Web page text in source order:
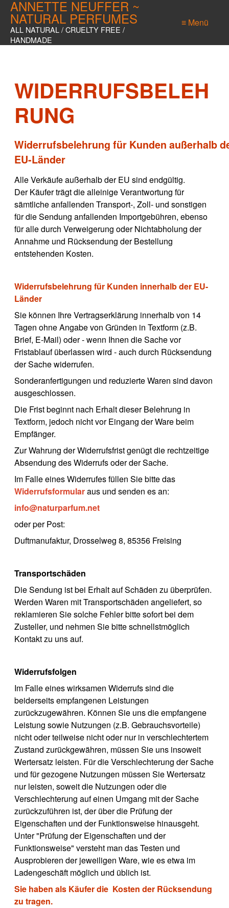
ANNETTE NEUFFER ~
NATURAL PERFUMES
ALL NATURAL / CRUELTY FREE /
HANDMADE
≡ Menü
WIDERRUFSBELEH
RUNG
Widerrufsbelehrung für Kunden außerhalb
EU-Länder
Alle Verkäufe außerhalb der EU sind endgültig.
Der Käufer trägt die alleinige Verantwortung für
sämtliche anfallenden Transport-, Zoll- und sonstigen
für die Sendung anfallenden Importgebühren, ebenso
für alle durch Verweigerung oder Nichtabholung der
Annahme und Rücksendung der Bestellung
entstehenden Kosten.
Widerrufsbelehrung für Kunden innerhalb der EU-
Länder
Sie können Ihre Vertragserklärung innerhalb von 14
Tagen ohne Angabe von Gründen in Textform (z.B.
Brief, E-Mail) oder - wenn Ihnen die Sache vor
Fristablauf überlassen wird - auch durch Rücksendung
der Sache widerrufen.
Sonderanfertigungen und reduzierte Waren sind davon
ausgeschlossen.
Die Frist beginnt nach Erhalt dieser Belehrung in
Textform, jedoch nicht vor Eingang der Ware beim
Empfänger.
Zur Wahrung der Widerrufsfrist genügt die rechtzeitige
Absendung des Widerrufs oder der Sache.
Im Falle eines Widerrufes füllen Sie bitte das
Widerrufsformularaus und senden es an:
info@naturparfum.net
oder per Post:
Duftmanufaktur, Drosselweg 8, 85356 Freising
Transportschäden
Die Sendung ist bei Erhalt auf Schäden zu überprüfen.
Werden Waren mit Transportschäden angeliefert, so
reklamieren Sie solche Fehler bitte sofort bei dem
Zusteller, und nehmen Sie bitte schnellstmöglich
Kontakt zu uns auf.
Widerrufsfolgen
Im Falle eines wirksamen Widerrufs sind die
beiderseits empfangenen Leistungen
zurückzugewähren. Können Sie uns die empfangene
Leistung sowie Nutzungen (z.B. Gebrauchsvorteile)
nicht oder teilweise nicht oder nur in verschlechtertem
Zustand zurückgewähren, müssen Sie uns insoweit
Wertersatz leisten. Für die Verschlechterung der Sache
und für gezogene Nutzungen müssen Sie Wertersatz
nur leisten, soweit die Nutzungen oder die
Verschlechterung auf einen Umgang mit der Sache
zurückzuführen ist, der über die Prüfung der
Eigenschaften und der Funktionsweise hinausgeht.
Unter "Prüfung der Eigenschaften und der
Funktionsweise" versteht man das Testen und
Ausprobieren der jeweiligen Ware, wie es etwa im
Ladengeschäft möglich und üblich ist.
Sie haben als Käufer die Kosten der Rücksendung
zu tragen.